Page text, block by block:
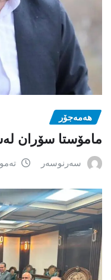
هەمەجۆر
مامۆستا سۆران
سەرنوسەر تەموز 30,